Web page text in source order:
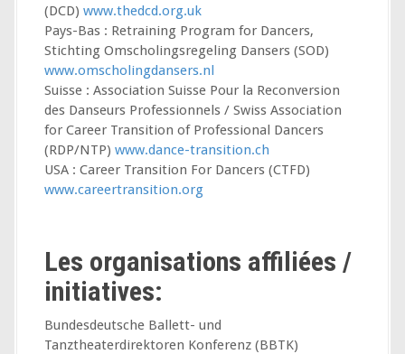
(DCD) www.thedcd.org.uk
Pays-Bas : Retraining Program for Dancers,
Stichting Omscholingsregeling Dansers (SOD)
www.omscholingdansers.nl
Suisse : Association Suisse Pour la Reconversion
des Danseurs Professionnels / Swiss Association
for Career Transition of Professional Dancers
(RDP/NTP) www.dance-transition.ch
USA : Career Transition For Dancers (CTFD)
www.careertransition.org
Les organisations affiliées /
initiatives:
Bundesdeutsche Ballett- und
Tanztheaterdirektoren Konferenz (BBTK)